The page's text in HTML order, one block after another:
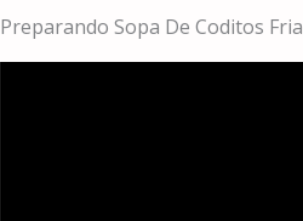
Preparando Sopa De Coditos Fria